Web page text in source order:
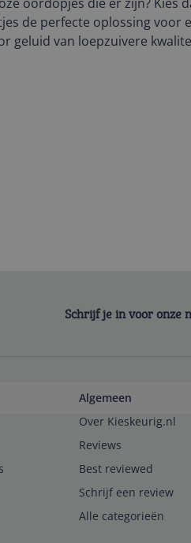
de perfecte oplossing voor
geluid van loepzuivere
Schrijf je in voor onze
Algemeen
Over Kieskeurig.nl
Reviews
Best reviewed
Schrijf een review
Alle categorieën